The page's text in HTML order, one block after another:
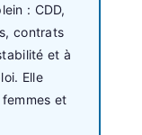
: CDD,
contrats
et à
Elle
et